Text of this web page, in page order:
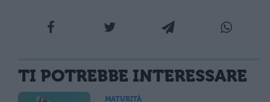
TI POTREBBE INTERESSARE
MATURITÀ